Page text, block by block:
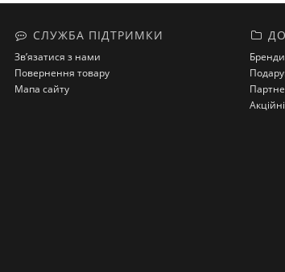
СЛУЖБА ПІДТРИМКИ
Зв’язатися з нами
Повернення товару
Мапа сайту
Бренди